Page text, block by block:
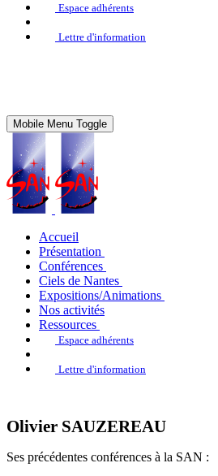
Espace adhérents
Lettre d'information
Mobile Menu Toggle
Accueil
Présentation
Conférences
Ciels de Nantes
Expositions/Animations
Nos activités
Ressources
Espace adhérents
Lettre d'information
Olivier SAUZEREAU
Ses précédentes conférences à la SAN :